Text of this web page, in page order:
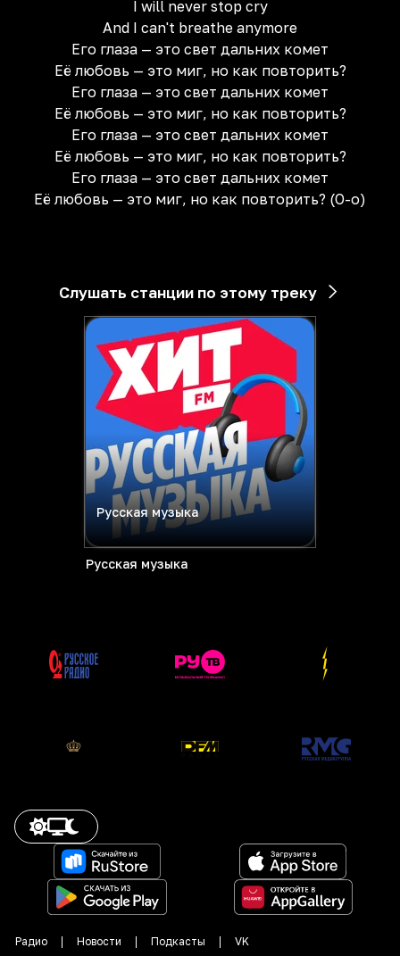
I will never stop cry
And I can't breathe anymore
Его глаза — это свет дальних комет
Её любовь — это миг, но как повторить?
Его глаза — это свет дальних комет
Её любовь — это миг, но как повторить?
Его глаза — это свет дальних комет
Её любовь — это миг, но как повторить?
Его глаза — это свет дальних комет
Её любовь — это миг, но как повторить? (О-о)
Слушать станции по этому треку
Русская музыка
Русская музыка
Радио Новости Подкасты VK